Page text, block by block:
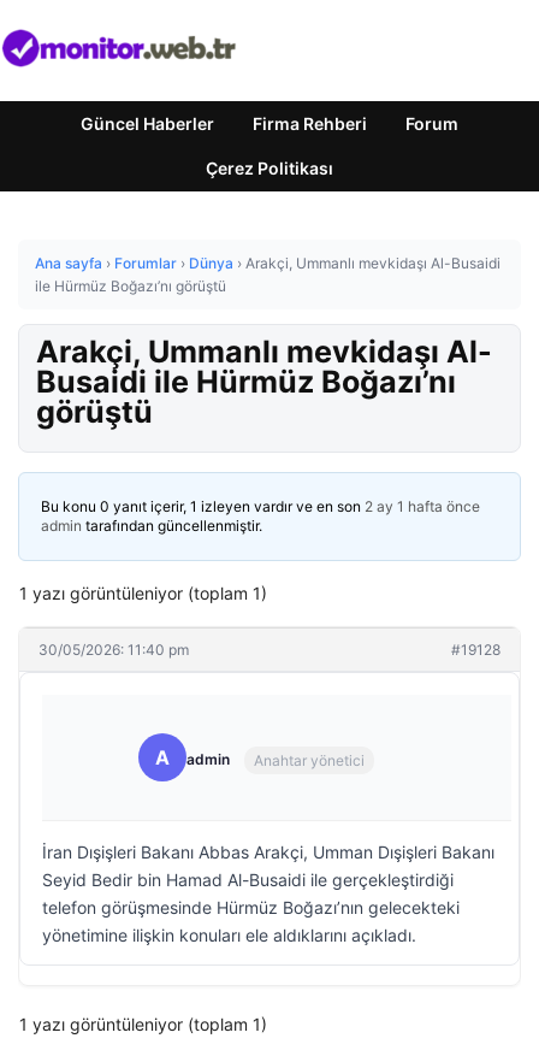
Güncel Haberler Firma Rehberi Forum
Çerez Politikası
Ana sayfa › Forumlar › Dünya › Arakçi, Ummanlı mevkidaşı Al-Busaidi
ile Hürmüz Boğazı’nı görüştü
Arakçi, Ummanlı mevkidaşı Al-
Busaidi ile Hürmüz Boğazı’nı
görüştü
Bu konu 0 yanıt içerir, 1 izleyen vardır ve en son 2 ay 1 hafta önce
admin tarafından güncellenmiştir.
1 yazı görüntüleniyor (toplam 1)
30/05/2026: 11:40 pm #19128
A admin Anahtar yönetici
İran Dışişleri Bakanı Abbas Arakçi, Umman Dışişleri Bakanı
Seyid Bedir bin Hamad Al-Busaidi ile gerçekleştirdiği
telefon görüşmesinde Hürmüz Boğazı’nın gelecekteki
yönetimine ilişkin konuları ele aldıklarını açıkladı.
1 yazı görüntüleniyor (toplam 1)